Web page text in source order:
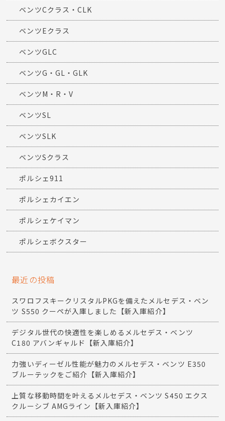
ベンツCクラス・CLK
ベンツEクラス
ベンツGLC
ベンツG・GL・GLK
ベンツM・R・V
ベンツSL
ベンツSLK
ベンツSクラス
ポルシェ911
ポルシェカイエン
ポルシェケイマン
ポルシェボクスター
最近の投稿
スワロフスキークリスタルPKGを備えたメルセデス・ベン
ツ S550 クーペが入庫しました【新入庫紹介】
デジタル世代の快適性を楽しめるメルセデス・ベンツ
C180 アバンギャルド【新入庫紹介】
力強いディーゼル性能が魅力のメルセデス・ベンツ E350
ブルーテックをご紹介【新入庫紹介】
上質な移動時間を叶えるメルセデス・ベンツ S450 エクス
クルーシブ AMGライン【新入庫紹介】